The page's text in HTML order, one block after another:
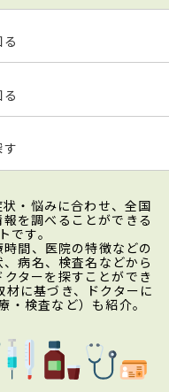
す
・悩みに合わせ、全国
を調べることができる
です。
間、医院の特徴などの
病名、検査名などから
ターを探すことができ
に基づき、ドクターに
・検査など）も紹介。